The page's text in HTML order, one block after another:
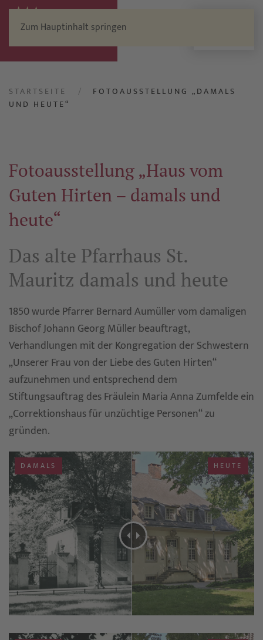
Zum Hauptinhalt springen
STARTSEITE
FOTOAUSSTELLUNG „DAMALS
UND HEUTE“
Fotoausstellung „Haus vom
Guten Hirten – damals und
heute“
Das alte Pfarrhaus St.
Mauritz damals und heute
1850 wurde Pfarrer Bernard Aumüller vom damaligen
Bischof Johann Georg Müller beauftragt,
Verhandlungen mit der Kongregation der Schwestern
„Unserer Frau von der Liebe des Guten Hirten“
aufzunehmen und entsprechend dem
Stiftungsauftrag des Fräulein Maria Anna Zumfelde ein
„Correktionshaus für unzüchtige Personen“ zu
gründen.
DAMALS HEUTE